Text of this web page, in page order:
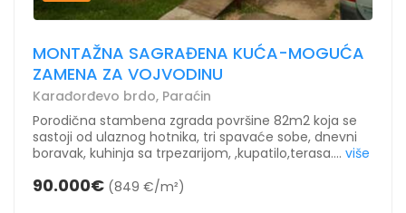
MONTAŽNA SAGRAĐENA KUĆA-MOGUĆA
ZAMENA ZA VOJVODINU
Karađorđevo brdo, Paraćin
Porodična stambena zgrada površine 82m2 koja se
sastoji od ulaznog hotnika, tri spavaće sobe, dnevni
boravak, kuhinja sa trpezarijom, ,kupatilo,terasa.... više
90.000€ (849 €/m²)